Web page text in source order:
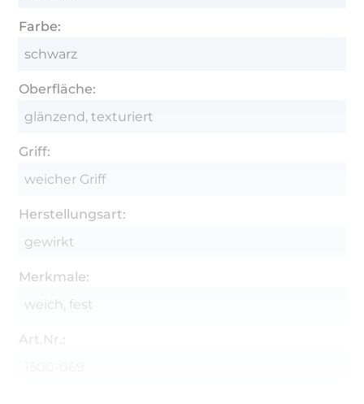
Farbe:
schwarz
Oberfläche:
glänzend, texturiert
Griff:
weicher Griff
Herstellungsart:
gewirkt
Merkmale:
weich, fest
Art.Nr.: